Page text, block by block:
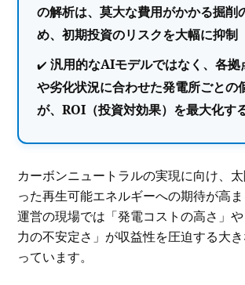
の解析は、莫大な費用がかかる掘削
め、初期投資のリスクを大幅に抑制
汎用的なAIモデルではなく、各拠
や劣化状況に合わせた発電所ごとの
が、ROI（投資対効果）を最大化す
カーボンニュートラルの実現に向け、
った再生可能エネルギーへの期待が高
運営の現場では「発電コストの高さ」
力の不安定さ」が収益性を圧迫する大
っています。